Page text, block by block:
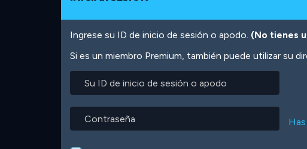
Ingrese su ID de inicio de sesión o apodo. (No tienes
Si es un miembro Premium, también puede utilizar su
inicio
sesión
o